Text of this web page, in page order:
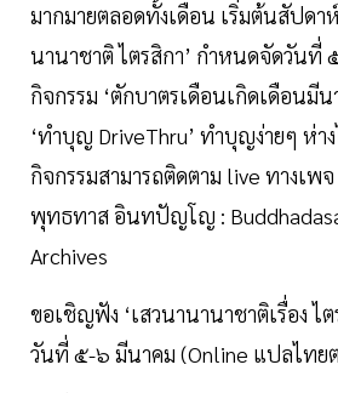
มากมายตลอดทั้งเดือน เริ่มต้นสัปดา
นานาชาติ ไตรสิกา’ กำหนดจัดวันที่
กิจกรรม ‘ตักบาตรเดือนเกิดเดือนมีน
‘ทำบุญ DriveThru’ ทำบุญง่ายๆ ห่า
กิจกรรมสามารถติดตาม live ทางเพ
พุทธทาส อินทปัญโญ :
Archives
ขอเชิญฟัง ‘เสวนานานาชาติเรื่อง ไต
วันที่ ๕-๖ มีนาคม (Online แปลไทย